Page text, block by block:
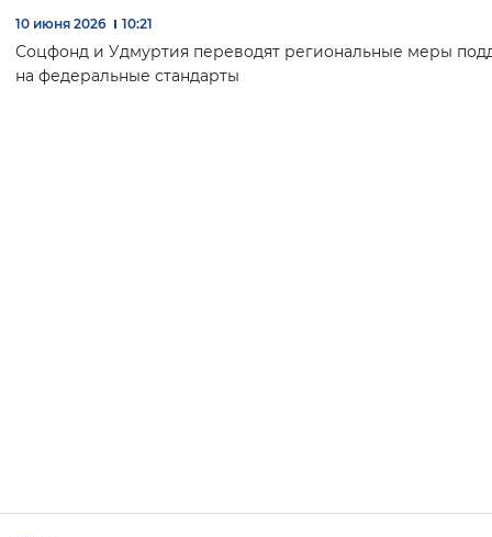
10 июня 2026 10:21
Соцфонд и Удмуртия переводят региональные меры
на федеральные стандарты